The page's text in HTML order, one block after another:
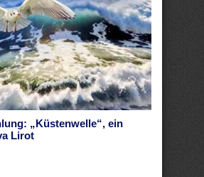
„Küstenwelle“, ein
Lirot